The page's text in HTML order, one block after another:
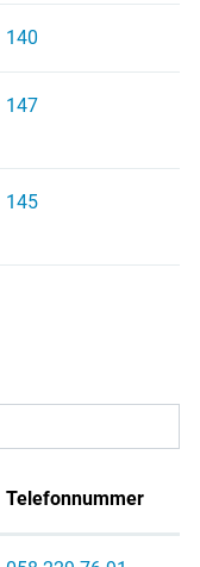
140
147
145
Telefonnummer